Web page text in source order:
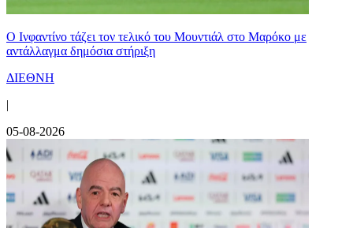
Ο Ινφαντίνο τάζει τον τελικό του Μουντιάλ στο Μαρόκο με
αντάλλαγμα δημόσια στήριξη
ΔΙΕΘΝΗ
|
05-08-2026